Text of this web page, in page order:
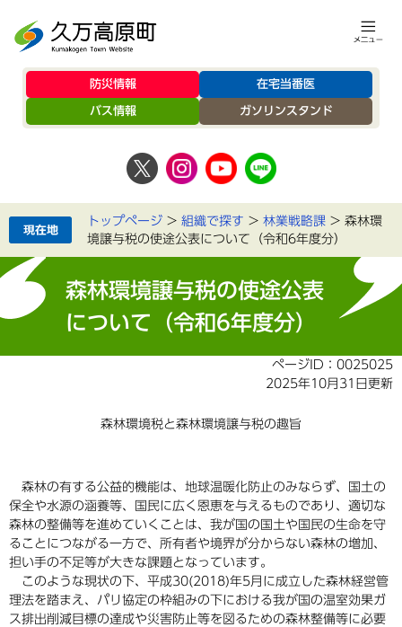
防災情報 在宅当番医
バス情報 ガソリンスタンド
トップページ > 組織で探す > 林業戦略課 > 森林環
境譲与税の使途公表について（令和6年度分）
森林環境譲与税の使途公表
について（令和6年度分）
ページID：0025025
2025年10月31日更新
森林環境税と森林環境譲与税の趣旨
森林の有する公益的機能は、地球温暖化防止のみならず、国土の
保全や水源の涵養等、国民に広く恩恵を与えるものであり、適切な
森林の整備等を進めていくことは、我が国の国土や国民の生命を守
ることにつながる一方で、所有者や境界が分からない森林の増加、
担い手の不足等が大きな課題となっています。
このような現状の下、平成30(2018)年5月に成立した森林経営管
理法を踏まえ、パリ協定の枠組みの下における我が国の温室効果ガ
ス排出削減目標の達成や災害防止等を図るための森林整備等に必要